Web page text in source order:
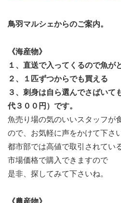
鳥羽マルシェからのご案内。
《海産物》
１、直送で入ってくるので魚が
２、１匹ずつからでも買える
３、刺身は自ら選んでさばいて
代３００円）です。
魚売り場の気のいいスタッフが
ので、お気軽に声をかけて下さい
都市部では高値で取引されてい
市場価格で購入できますので
是非、探してみて下さいね。
《農産物》